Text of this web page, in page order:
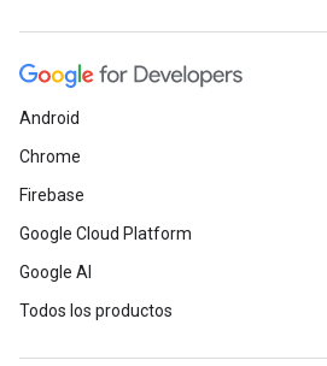
Android
Chrome
Firebase
Google Cloud Platform
Google AI
Todos los productos